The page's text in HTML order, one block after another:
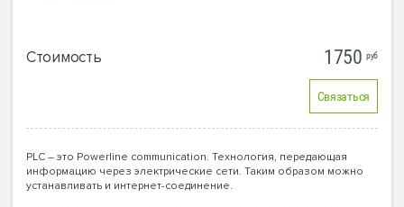
Стоимость 1750 руб
Связаться
PLC – это Powerline communication. Технология, передающая
информацию через электрические сети. Таким образом можно
устанавливать и интернет-соединение.